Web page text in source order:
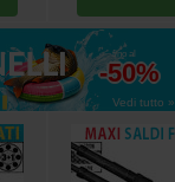
fino al
-50%
Vedi tutto »